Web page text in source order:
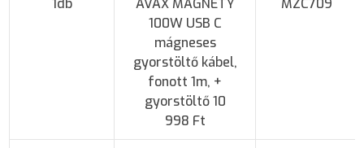
1db
AVAX MAGNETY
100W USB C
mágneses
gyorstöltő kábel,
fonott 1m, +
gyorstöltő 10
998 Ft
MZC709